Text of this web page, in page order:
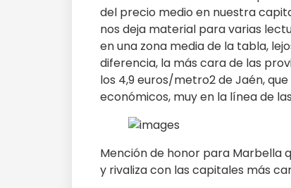
del precio medio en nuestra
nos deja material para varias
en una zona media de la tabla,
diferencia, la más cara de las
los 4,9 euros/metro2 de Jaén,
económicos, muy en la línea de
Mención de honor para Marbella
y rivaliza con las capitales más